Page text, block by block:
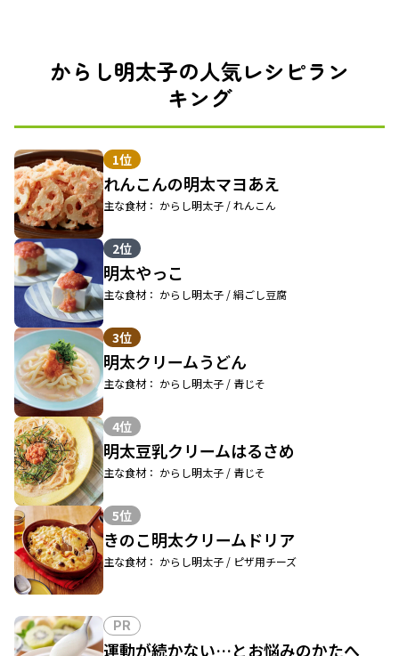
からし明太子の人気レシピラン
キング
1位
れんこんの明太マヨあえ
主な食材： からし明太子 / れんこん
2位
明太やっこ
主な食材： からし明太子 / 絹ごし豆腐
3位
明太クリームうどん
主な食材： からし明太子 / 青じそ
4位
明太豆乳クリームはるさめ
主な食材： からし明太子 / 青じそ
5位
きのこ明太クリームドリア
主な食材： からし明太子 / ピザ用チーズ
PR
運動が続かない…とお悩みのかたへ